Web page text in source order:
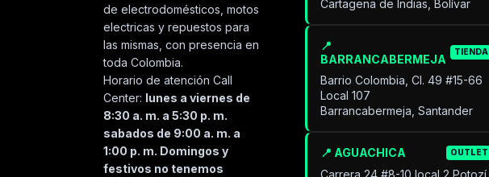
de electrodomésticos, motos
electricas y repuestos para
las mismas, con presencia en
toda Colombia.
Horario de atención Call
Center: lunes a viernes de
8:30 a. m. a 5:30 p. m.
sabados de 9:00 a. m. a
1:00 p. m. Domingos y
festivos no tenemos
Cartagena de Indias, Bolívar
📍
BARRANCABERMEJA
TIENDA
Barrio Colombia, Cl. 49 #15-66
Local 107
Barrancabermeja, Santander
📍 AGUACHICA OUTLET
Carrera 24 #8-10 local 2 Potozí